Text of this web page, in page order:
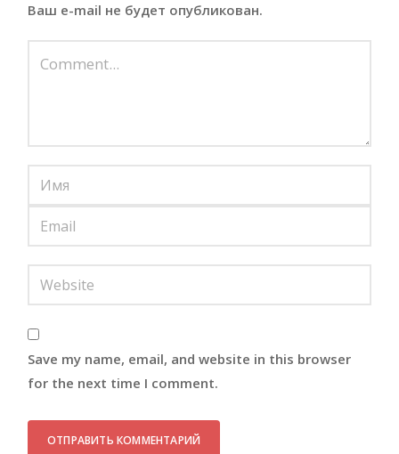
Ваш e-mail не будет опубликован.
Save my name, email, and website in this browser
for the next time I comment.